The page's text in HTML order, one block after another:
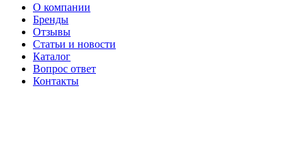
О компании
Бренды
Отзывы
Статьи и новости
Каталог
Вопрос ответ
Контакты